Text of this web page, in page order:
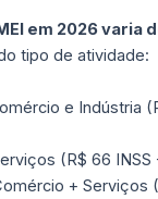
em 2026 varia
tipo de atividade:
e Indústria
(R$ 66 INSS
+ Serviços